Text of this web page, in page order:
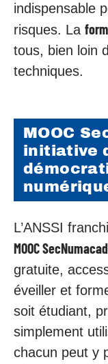
indispensable
risques. La
tous, bien loin
techniques.
MOOC
initiative
L’ANSSI
MOOC
gratuite,
éveiller et
soit étudiant,
simplement
chacun peut y